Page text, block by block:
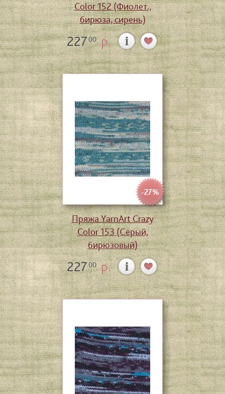
Color 152 (Фиолет.,
бирюза, сирень)
22700р.
-27%
Пряжа YarnArt Crazy
Color 153 (Серый,
бирюзовый)
22700р.